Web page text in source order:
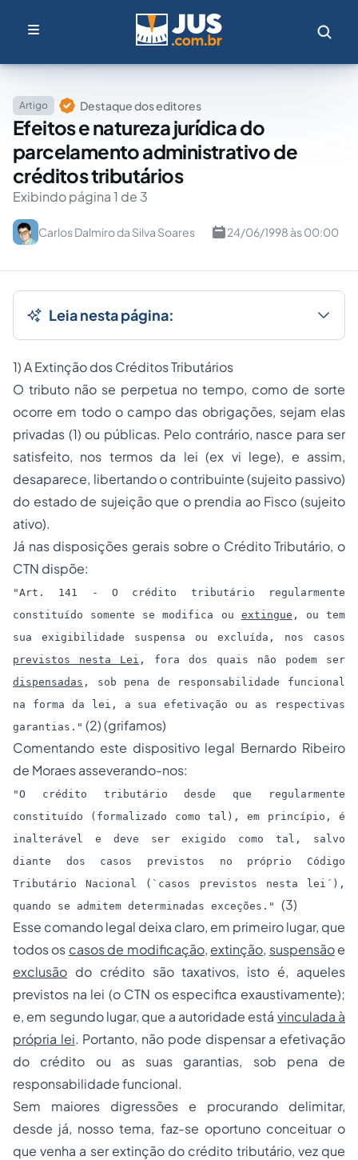
Artigo Destaque dos editores
Efeitos e natureza jurídica do
parcelamento administrativo de
créditos tributários
Exibindo página 1 de 3
Carlos Dalmiro da Silva Soares 24/06/1998 às 00:00
Leia nesta página:
1) A Extinção dos Créditos Tributários
O tributo não se perpetua no tempo, como de sorte
ocorre em todo o campo das obrigações, sejam elas
privadas (1) ou públicas. Pelo contrário, nasce para ser
satisfeito, nos termos da lei (ex vi lege), e assim,
desaparece, libertando o contribuinte (sujeito passivo)
do estado de sujeição que o prendia ao Fisco (sujeito
ativo).
Já nas disposições gerais sobre o Crédito Tributário, o
CTN dispõe:
"Art. 141 - O crédito tributário regularmente
constituído somente se modifica ou extingue , ou tem
sua exigibilidade suspensa ou excluída, nos casos
previstos nesta Lei , fora dos quais não podem ser
dispensadas , sob pena de responsabilidade funcional
na forma da lei, a sua efetivação ou as respectivas
garantias." (2) (grifamos)
Comentando este dispositivo legal Bernardo Ribeiro
de Moraes asseverando-nos:
"O crédito tributário desde que regularmente
constituído (formalizado como tal), em princípio, é
inalterável e deve ser exigido como tal, salvo
diante dos casos previstos no próprio Código
Tributário Nacional (`casos previstos nesta lei´),
quando se admitem determinadas exceções." (3)
Esse comando legal deixa claro, em primeiro lugar, que
todos os casos de modificação, extinção, suspensãoe
exclusão do crédito são taxativos, isto é, aqueles
previstos na lei (o CTN os especifica exaustivamente);
e, em segundo lugar, que a autoridade está vinculada à
própria lei. Portanto, não pode dispensar a efetivação
do crédito ou as suas garantias, sob pena de
responsabilidade funcional.
Sem maiores digressões e procurando delimitar,
desde já, nosso tema, faz-se oportuno conceituar o
que venha a ser extinção do crédito tributário, vez que